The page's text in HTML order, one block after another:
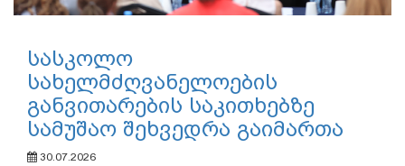
სასკოლო
სახელმძღვანელოების
განვითარების საკითხებზე
სამუშაო შეხვედრა გაიმართა
30.07.2026